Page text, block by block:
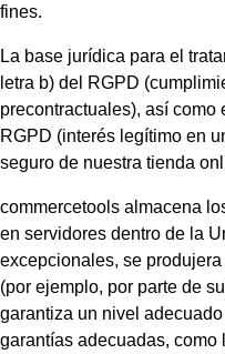
fines.
La base jurídica para el
letra b) del RGPD
precontractuales), así como
RGPD (interés legítimo en
seguro de nuestra tienda
commercetools almacena
en servidores dentro de la
excepcionales, se
(por ejemplo, por parte de
garantiza un nivel
garantías adecuadas,